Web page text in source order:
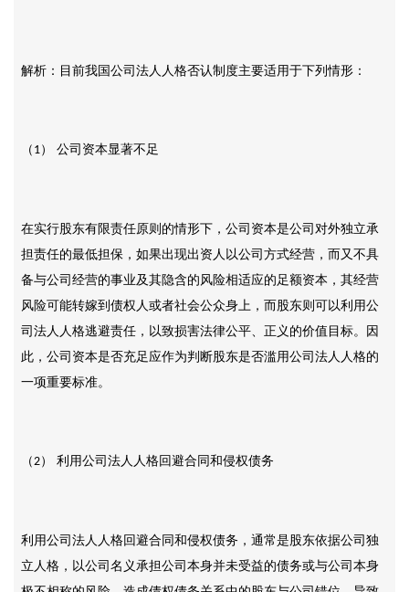
解析：目前我国公司法人人格否认制度主要适用于下列情形：
（ 1） 公司资本显著不足
在实行股东有限责任原则的情形下，公司资本是公司对外独立承
担责任的最低担保，如果出现出资人以公司方式经营，而又不具
备与公司经营的事业及其隐含的风险相适应的足额资本，其经营
风险可能转嫁到债权人或者社会公众身上，而股东则可以利用公
司法人人格逃避责任，以致损害法律公平、正义的价值目标。因
此，公司资本是否充足应作为判断股东是否滥用公司法人人格的
一项重要标准。
（2） 利用公司法人人格回避合同和侵权债务
利用公司法人人格回避合同和侵权债务，通常是股东依据公司独
立人格，以公司名义承担公司本身并未受益的债务或与公司本身